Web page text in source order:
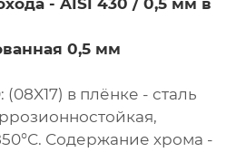
- AISI 430 / 0,5 мм в
0,5 мм
(08X17) в плёнке - сталь
Содержание хрома -